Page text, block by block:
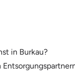
in Burkau?